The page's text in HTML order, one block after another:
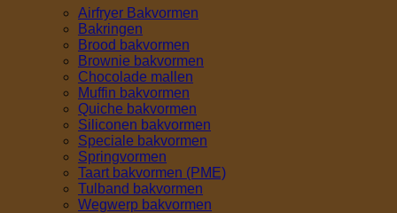
Airfryer Bakvormen
Bakringen
Brood bakvormen
Brownie bakvormen
Chocolade mallen
Muffin bakvormen
Quiche bakvormen
Siliconen bakvormen
Speciale bakvormen
Springvormen
Taart bakvormen (PME)
Tulband bakvormen
Wegwerp bakvormen